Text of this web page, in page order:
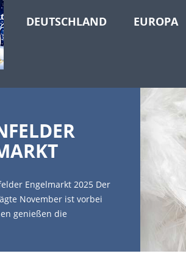
DEUTSCHLAND EUROPA
Engelmarkt 2025 Der
November ist vorbei
genießen die